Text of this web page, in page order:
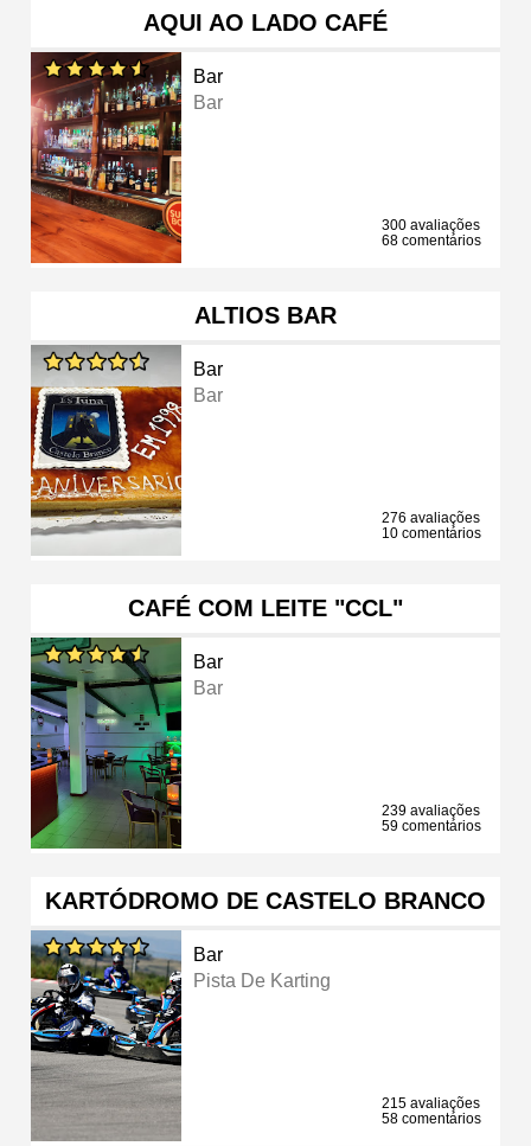
AQUI AO LADO CAFÉ
Bar
Bar
300 avaliações
68 comentários
ALTIOS BAR
Bar
Bar
276 avaliações
10 comentários
CAFÉ COM LEITE "CCL"
Bar
Bar
239 avaliações
59 comentários
KARTÓDROMO DE CASTELO BRANCO
Bar
Pista De Karting
215 avaliações
58 comentários